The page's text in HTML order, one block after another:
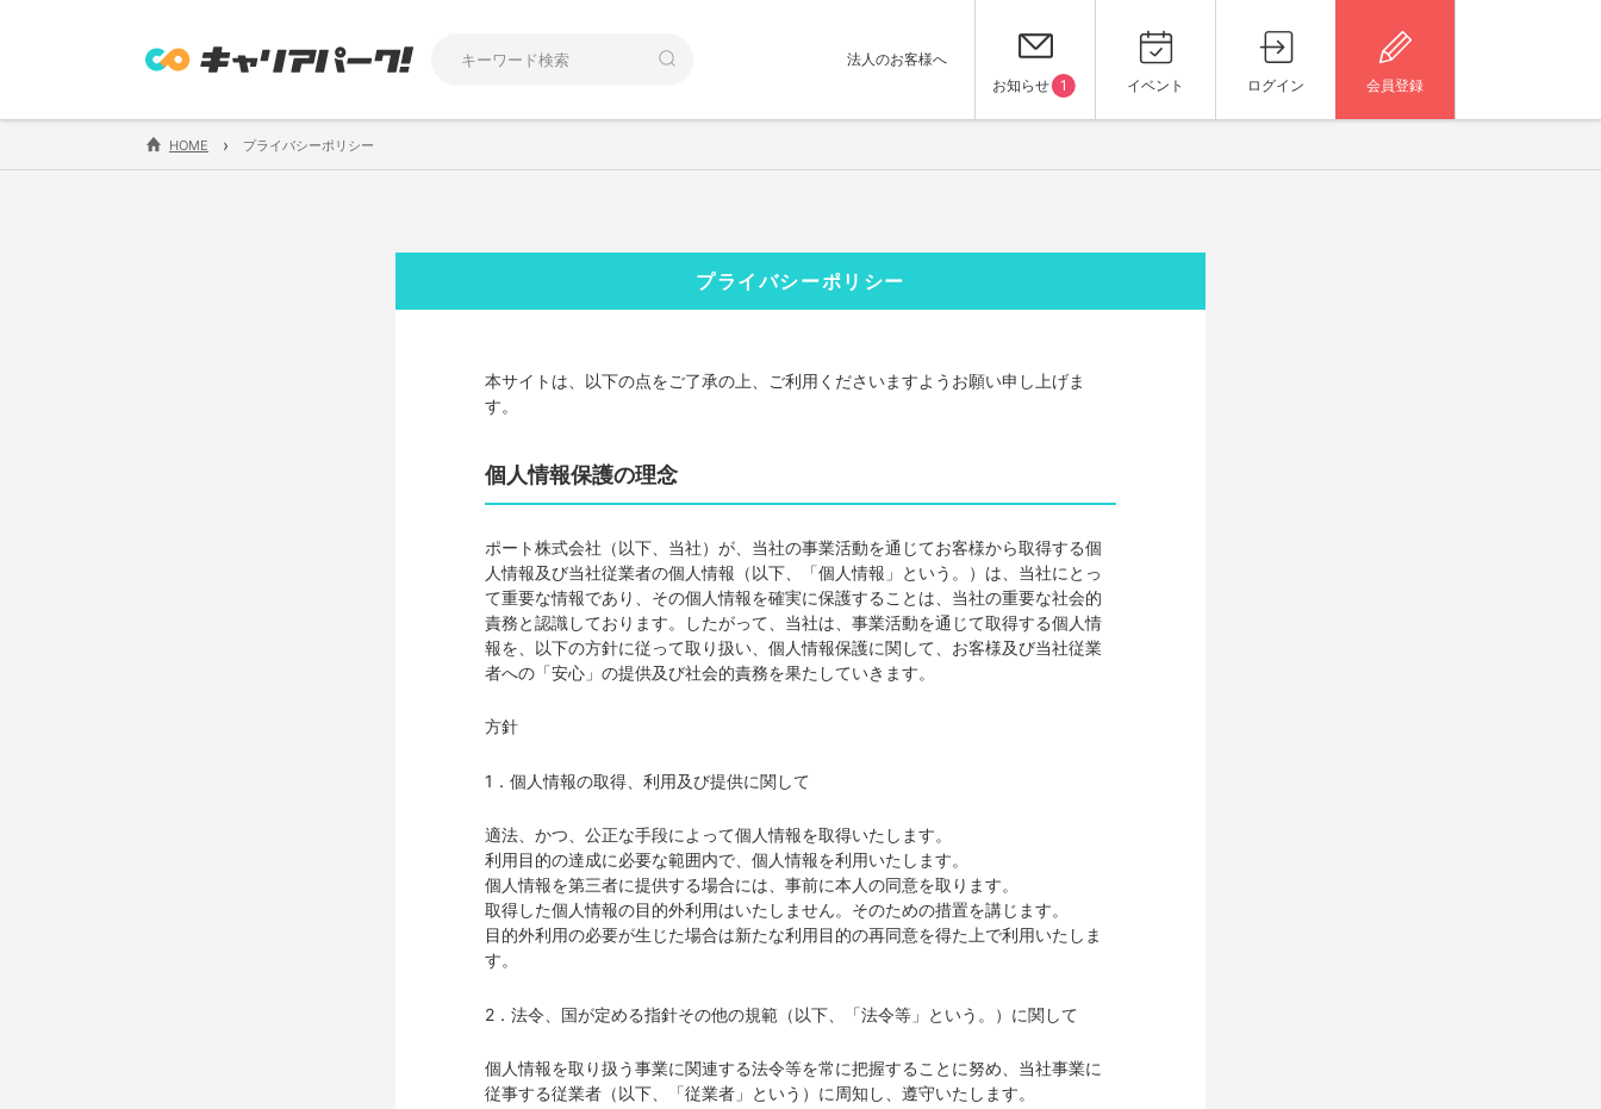
法人のお客様へ
お知らせ 1 イベント ログイン 会員登録
HOME › プライバシーポリシー
プライバシーポリシー
本サイトは、以下の点をご了承の上、ご利用くださいますようお願い申し上げま
す。
個人情報保護の理念
ポート株式会社（以下、当社）が、当社の事業活動を通じてお客様から取得する個
人情報及び当社従業者の個人情報（以下、「個人情報」という。）は、当社にとっ
て重要な情報であり、その個人情報を確実に保護することは、当社の重要な社会的
責務と認識しております。したがって、当社は、事業活動を通じて取得する個人情
報を、以下の方針に従って取り扱い、個人情報保護に関して、お客様及び当社従業
者への「安心」の提供及び社会的責務を果たしていきます。
方針
1．個人情報の取得、利用及び提供に関して
適法、かつ、公正な手段によって個人情報を取得いたします。
利用目的の達成に必要な範囲内で、個人情報を利用いたします。
個人情報を第三者に提供する場合には、事前に本人の同意を取ります。
取得した個人情報の目的外利用はいたしません。そのための措置を講じます。
目的外利用の必要が生じた場合は新たな利用目的の再同意を得た上で利用いたしま
す。
2．法令、国が定める指針その他の規範（以下、「法令等」という。）に関して
個人情報を取り扱う事業に関連する法令等を常に把握することに努め、当社事業に
従事する従業者（以下、「従業者」という）に周知し、遵守いたします。